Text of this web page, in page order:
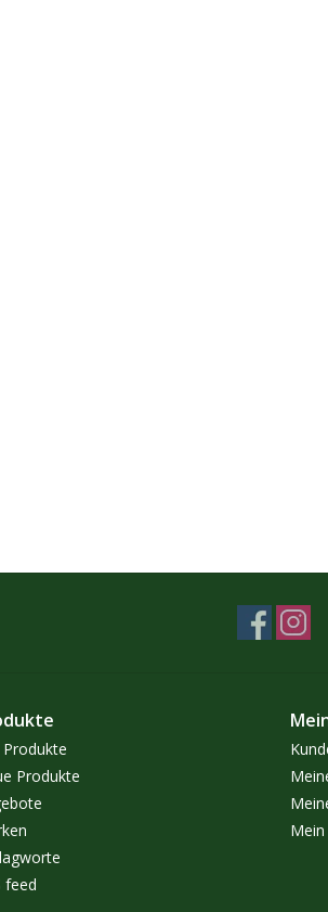
Produkte
Produkte
feed